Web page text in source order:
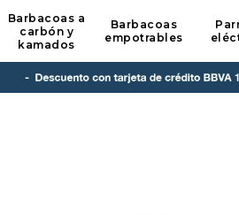
Barbacoas a
carbón y
kamados
Barbacoas
empotrables